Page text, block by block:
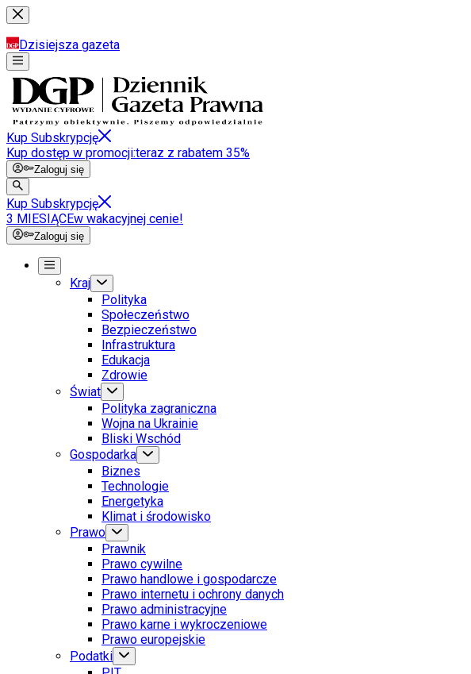
Dzisiejsza gazeta
Kup Subskrypcję
Kup dostęp w promocji:teraz z rabatem 35%
Zaloguj się
Kup Subskrypcję
3 MIESIĄCEw wakacyjnej cenie!
Zaloguj się
Kraj
Polityka
Społeczeństwo
Bezpieczeństwo
Infrastruktura
Edukacja
Zdrowie
Świat
Polityka zagraniczna
Wojna na Ukrainie
Bliski Wschód
Gospodarka
Biznes
Technologie
Energetyka
Klimat i środowisko
Prawo
Prawnik
Prawo cywilne
Prawo handlowe i gospodarcze
Prawo internetu i ochrony danych
Prawo administracyjne
Prawo karne i wykroczeniowe
Prawo europejskie
Podatki